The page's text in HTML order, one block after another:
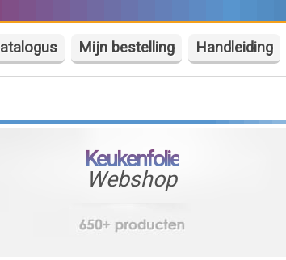
Mijn bestelling Handleiding
Keukenfolie
Webshop